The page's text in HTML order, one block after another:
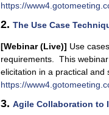
https://
2. The Use Case
[Webinar (Live)] Use
requirements. This
elicitation in a practical and
https://
3. Agile Collaboration to